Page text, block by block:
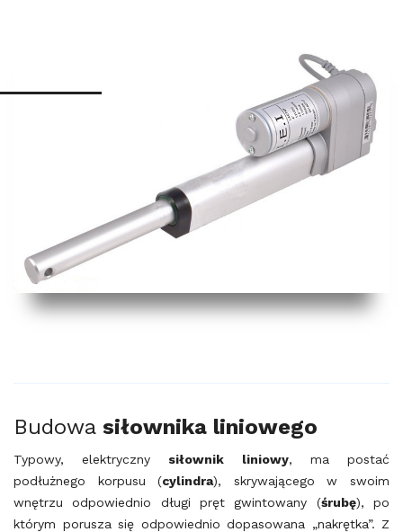
Budowa siłownika liniowego
Typowy, elektryczny siłownik liniowy, ma postać
podłużnego korpusu (cylindra), skrywającego w swoim
wnętrzu odpowiednio długi pręt gwintowany (śrubę), po
którym porusza się odpowiednio dopasowana „nakrętka”. Z